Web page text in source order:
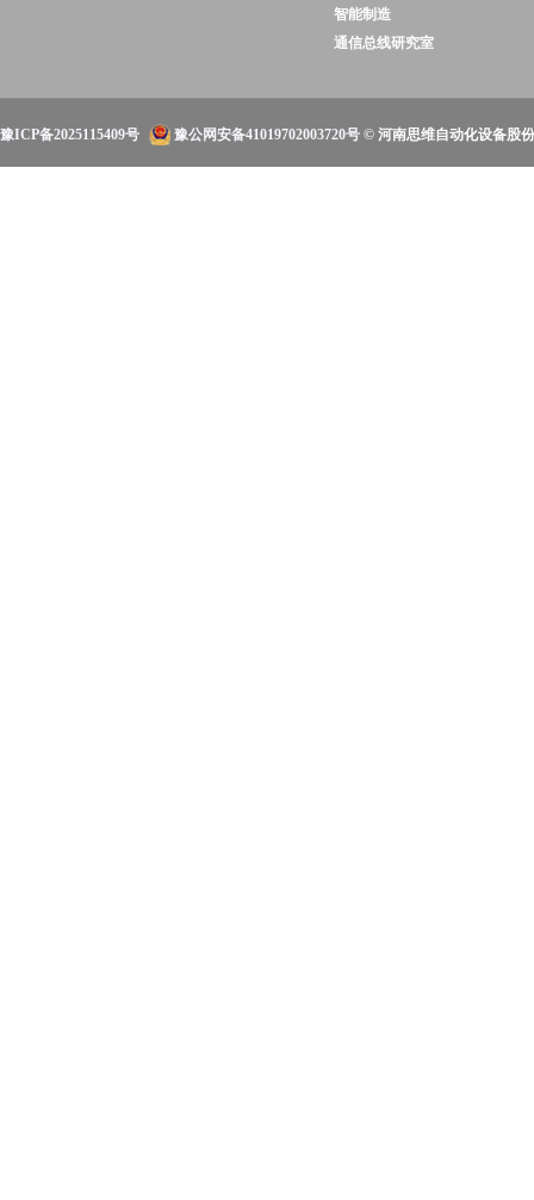
智能制造
通信总线研究室
豫ICP备2025115409号 豫公网安备41019702003720号 © 河南思维自动化设备股